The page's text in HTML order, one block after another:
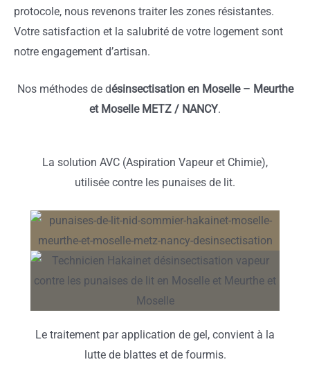
protocole, nous revenons traiter les zones résistantes.
Votre satisfaction et la salubrité de votre logement sont
notre engagement d’artisan.
Nos méthodes de désinsectisation en Moselle – Meurthe
et Moselle METZ / NANCY.
La solution AVC (Aspiration Vapeur et Chimie),
utilisée contre les punaises de lit.
Le traitement par application de gel, convient à la
lutte de blattes et de fourmis.